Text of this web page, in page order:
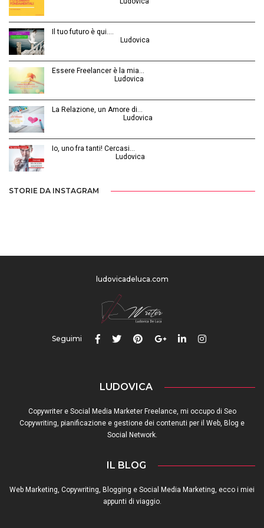
Il tuo futuro è qui.…
Ludovica
Essere Freelancer è la mia…
Ludovica
La Relazione, un Amore di…
Ludovica
Io, uno fra tanti! Cercasi…
Ludovica
STORIE DA INSTAGRAM
ludovicadeluca.com
Seguimi
LUDOVICA
Copywriter e Social Media Marketer Freelance, mi occupo di Seo
Copywriting, pianificazione e gestione dei contenuti per il Web, Blog e
Social Network.
IL BLOG
Web Marketing, Copywriting, Blogging e Social Media Marketing, ecco i miei
appunti di viaggio.